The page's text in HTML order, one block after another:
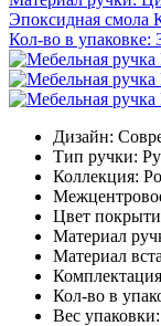
Дизайн:
Тип ручки:
Коллекция:
Цвет
Материал
Материал
Кол-во в
Вес